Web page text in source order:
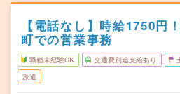
【電話なし】時給1750円
町での営業事務
職種未経験OK 交通費別途支給あり
派遣